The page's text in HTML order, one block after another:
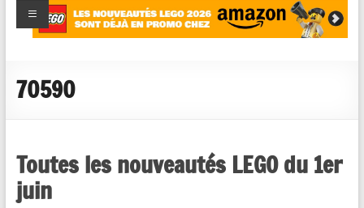
HelloBricks
Blog LEGO,
nouveaut�s
reviews
70590
Toutes les nouveautés LEGO du 1er
juin